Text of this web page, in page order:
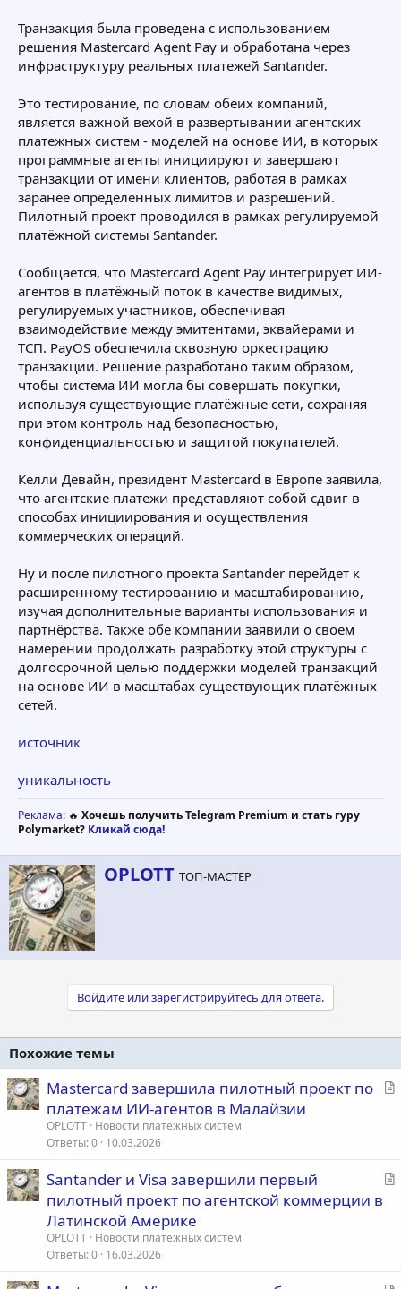
Транзакция была проведена с использованием
решения Mastercard Agent Pay и обработана через
инфраструктуру реальных платежей Santander.
Это тестирование, по словам обеих компаний,
является важной вехой в развертывании агентских
платежных систем - моделей на основе ИИ, в которых
программные агенты инициируют и завершают
транзакции от имени клиентов, работая в рамках
заранее определенных лимитов и разрешений.
Пилотный проект проводился в рамках регулируемой
платёжной системы Santander.
Сообщается, что Mastercard Agent Pay интегрирует ИИ-
агентов в платёжный поток в качестве видимых,
регулируемых участников, обеспечивая
взаимодействие между эмитентами, эквайерами и
ТСП. PayOS обеспечила сквозную оркестрацию
транзакции. Решение разработано таким образом,
чтобы система ИИ могла бы совершать покупки,
используя существующие платёжные сети, сохраняя
при этом контроль над безопасностью,
конфиденциальностью и защитой покупателей.
Келли Девайн, президент Mastercard в Европе заявила,
что агентские платежи представляют собой сдвиг в
способах инициирования и осуществления
коммерческих операций.
Ну и после пилотного проекта Santander перейдет к
расширенному тестированию и масштабированию,
изучая дополнительные варианты использования и
партнёрства. Также обе компании заявили о своем
намерении продолжать разработку этой структуры с
долгосрочной целью поддержки моделей транзакций
на основе ИИ в масштабах существующих платёжных
сетей.
источник
уникальность
Реклама: 🔥 Хочешь получить Telegram Premium и стать гуру
Polymarket? Кликай сюда!
А
в
OPLOTT ТОП-МАСТЕР
Войдите или зарегистрируйтесь для ответа.
Похожие темы
С
я
Mastercard завершила пилотный проект по
платежам ИИ-агентов в Малайзии
OPLOTT Новости платежных систем
Ответы 0 10.03.2026
С
Santander и Visa завершили первый
пилотный проект по агентской коммерции в
Латинской Америке
OPLOTT Новости платежных систем
Ответы 0 16.03.2026